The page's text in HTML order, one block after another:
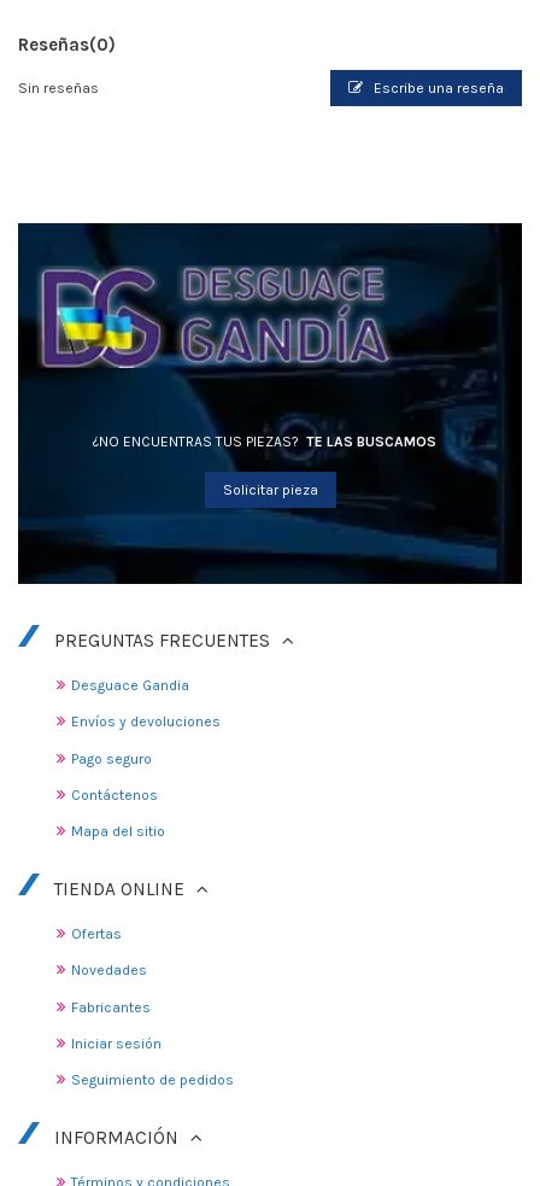
Reseñas(0)
Sin reseñas Escribe una reseña
¿NO ENCUENTRAS TUS PIEZAS? TE LAS BUSCAMOS
Solicitar pieza
PREGUNTAS FRECUENTES
Desguace Gandia
Envíos y devoluciones
Pago seguro
Contáctenos
Mapa del sitio
TIENDA ONLINE
Ofertas
Novedades
Fabricantes
Iniciar sesión
Seguimiento de pedidos
INFORMACIÓN
Términos y condiciones